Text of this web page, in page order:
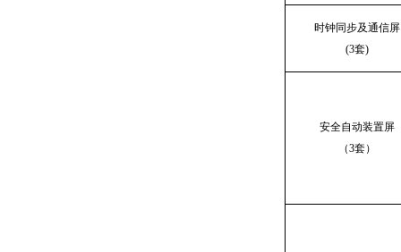
时钟同步及通信屏
(3套)
安全自动装置屏
（3套）